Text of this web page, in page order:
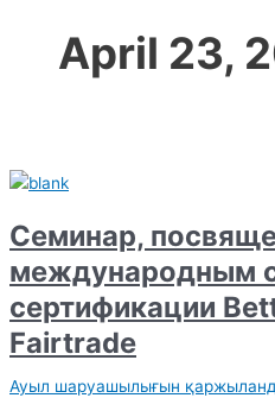
April 23,
Семинар,
международным
сертификации
Fairtrade
Ауыл шаруашылығын